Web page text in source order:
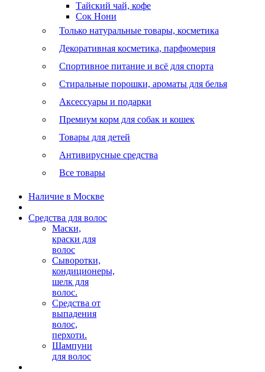
Тайский чай, кофе
Сок Нони
Только натуральные товары, косметика
Декоративная косметика, парфюмерия
Спортивное питание и всё для спорта
Стиральные порошки, ароматы для белья
Аксессуары и подарки
Премиум корм для собак и кошек
Товары для детей
Антивирусные средства
Все товары
Наличие в Москве
Средства для волос
Маски,
краски для
волос
Сыворотки,
кондиционеры,
шелк для
волос.
Средства от
выпадения
волос,
перхоти.
Шампуни
для волос